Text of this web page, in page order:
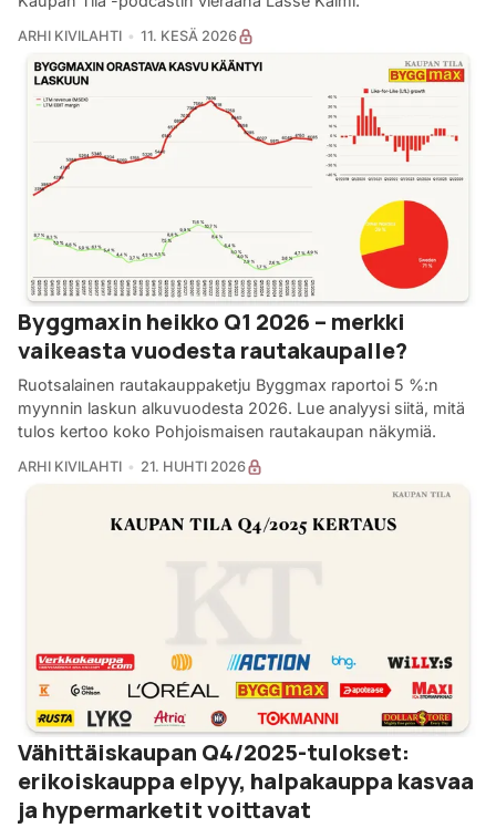
ARHI KIVILAHTI 11. KESÄ 2026
Byggmaxin heikko Q1 2026 – merkki
vaikeasta vuodesta rautakaupalle?
Ruotsalainen rautakauppaketju Byggmax raportoi 5 %:n
myynnin laskun alkuvuodesta 2026. Lue analyysi siitä, mitä
tulos kertoo koko Pohjoismaisen rautakaupan näkymiä.
ARHI KIVILAHTI 21. HUHTI 2026
Vähittäiskaupan Q4/2025-tulokset:
erikoiskauppa elpyy, halpakauppa kasvaa
ja hypermarketit voittavat